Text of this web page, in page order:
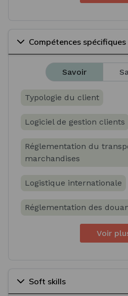
Compétences spécifiques
Savoir
Typologie du client
Logiciel de gestion clients
Réglementation du
marchandises
Logistique internationale
Réglementation des
Voir
Soft skills